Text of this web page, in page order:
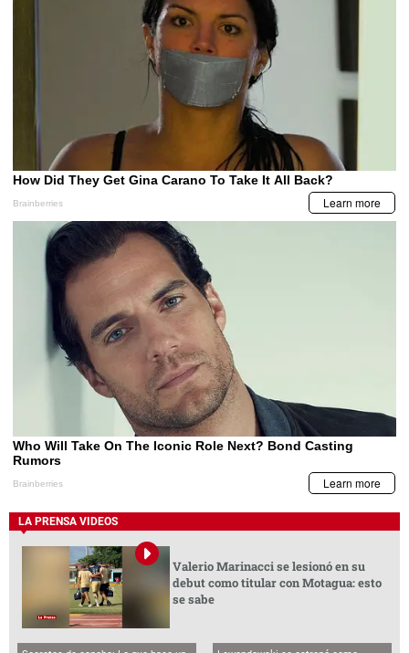
LA PRENSA VIDEOS
Valerio Marinacci se lesionó en su
debut como titular con Motagua: esto
se sabe